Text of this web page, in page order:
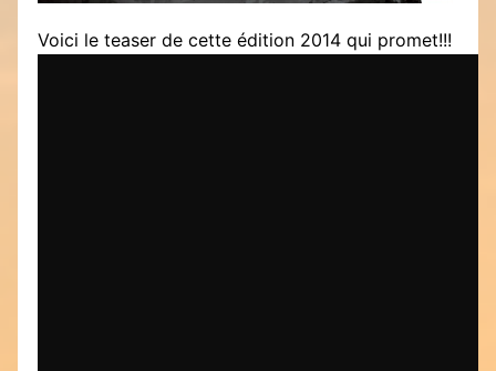
Voici le teaser de cette édition 2014 qui promet!!!